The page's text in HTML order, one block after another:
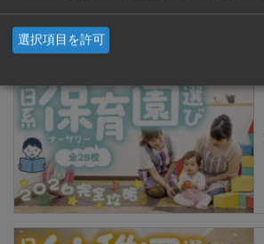
選択項目を許可